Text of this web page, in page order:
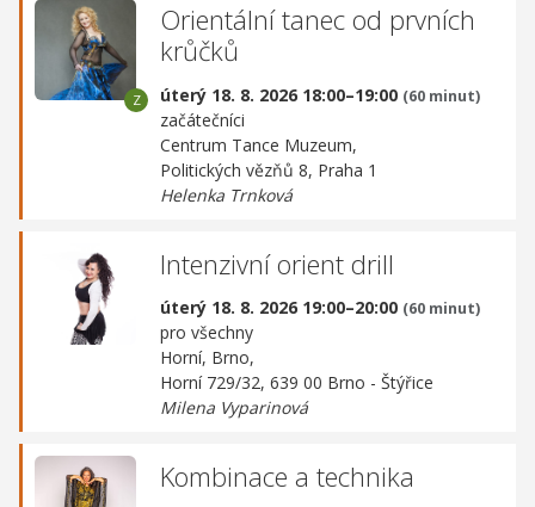
Orientální tanec od prvních
krůčků
úterý 18. 8. 2026 18:00–19:00 (60 minut)
začátečníci
Centrum Tance Muzeum,
Politických vězňů 8, Praha 1
Helenka Trnková
Intenzivní orient drill
úterý 18. 8. 2026 19:00–20:00 (60 minut)
pro všechny
Horní, Brno,
Horní 729/32, 639 00 Brno - Štýřice
Milena Vyparinová
Kombinace a technika